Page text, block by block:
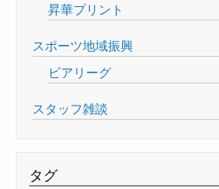
昇華プリント
スポーツ地域振興
ビアリーグ
スタッフ雑談
タグ